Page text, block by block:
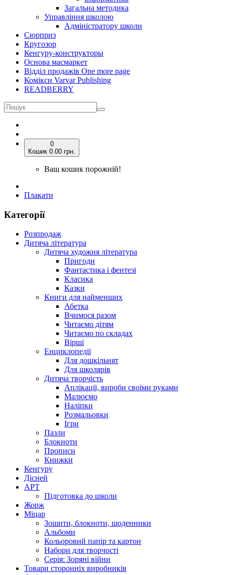
Загальна методика
Управління школою
Адміністратору школи
Сюрприз
Кругозор
Кенгуру-конструкторы
Основа масмаркет
Відділ продажів One more page
Комікси Varvar Publishing
READBERRY
0
Кошик 0.00 грн.
Ваш кошик порожній!
Плакати
Категорії
Розпродаж
Дитяча література
Дитяча художня література
Пригоди
Фантастика і фентезі
Класика
Казки
Книги для найменших
Абетка
Вчимося разом
Читаємо дітям
Читаємо по складах
Вірші
Енциклопедії
Для дошкільнят
Для школярів
Дитяча творчість
Аплікації, вироби своїми руками
Малюємо
Наліпки
Розмальовки
Ігри
Пазли
Блокноти
Прописи
Книжки
Кенгуру
Дісней
АРТ
Підготовка до школи
Жорж
Міцар
Зошити, блокноти, щоденники
Альбоми
Кольоровий папір та картон
Набори для творчості
Серія: Зоряні війни
Товари сторонніх виробників